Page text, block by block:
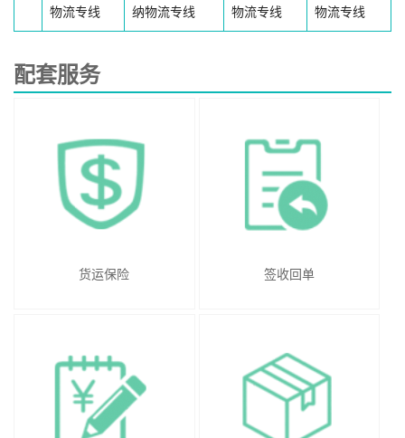
物流专线
纳物流专线
物流专线
物流专线
配套服务
货运保险 签收回单